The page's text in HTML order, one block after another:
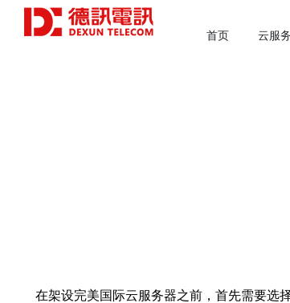
首页 云服
在架设完美国际云服务器之前，首先需要选